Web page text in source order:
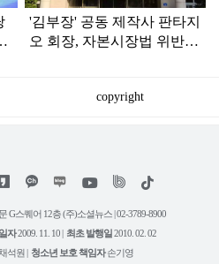
'김부장' 공동 제작사 판타지
오 회장, 자본시장법 위반
copyright
위
트
유
튜
틱
G스퀘어 12층 (주)소셜뉴스 | 02-3789-8900
자2009. 11. 10 | 최초 발행일2010. 02. 02
석원 | 청소년 보호 책임자손기영